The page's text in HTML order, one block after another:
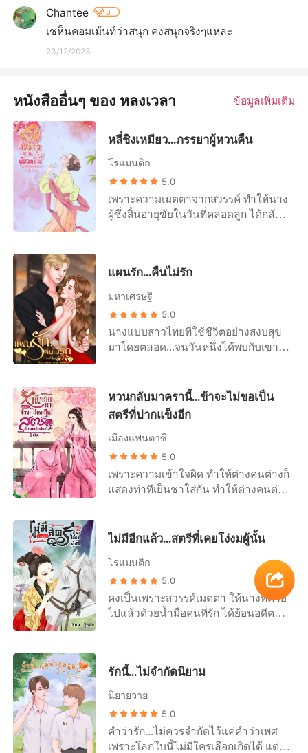
Chantee 0
เชห็นคอมเม้นท์ว่าสนุก คงสนุกจริงๆแหละ
23/12/2023
หนังสืออื่นๆ ของ หลงเวลา ข้อมูลเพิ่มเติม
หลี่ชิงเหมียว...ภรรยาผู้หวนคืน
โรแมนติก
5.0
เพราะความเมตตาจากสวรรค์ ทำให้นาง
ผู้ซึ่งสิ้นอายุขัยในวันที่คลอดลูก ได้กลับ
แผนรัก...คืนไม่รัก
มหาเศรษฐี
5.0
นางแบบสาวไทยที่ใช้ชีวิตอย่างสงบสุข
มาโดยตลอด...จนวันหนึ่งได้พบกับเขา
เปลี่ยนไป เพราะนอกจากถูกเขากวนใจ
แล้ว..เธอยังถูกเขากวนตัวอีกด้วย
หวนกลับมาครานี้...ข้าจะไม่ขอเป็น
สตรีที่ปากแข็งอีก
เมืองแฟนตาซี
5.0
เพราะความเข้าใจผิด ทำให้ต่างคนต่างก็
แสดงท่าทีเย็นชาใส่กัน ทำให้ต่างคนต่าง
ตนมากแค่ไหน อีกฝ่ายก็ได้จากไปตลอด
ไม่มีอีกแล้ว...สตรีที่เคยโง่งมผู้นั้น
โรแมนติก
5.0
คงเป็นเพราะสวรรค์เมตตา ให้นางที่ตาย
ไปแล้วด้วยน้ำมือคนที่รัก ได้ย้อนอดีต
เจ็บปวดเพราะเขาอีก...
รักนี้...ไม่จำกัดนิยาม
นิยายวาย
5.0
คำว่ารัก...ไม่ควรจำกัดไว้แค่คำว่าเพศ
เพราะโลกใบนี้ไม่มีใครเลือกเกิดได้ แต่